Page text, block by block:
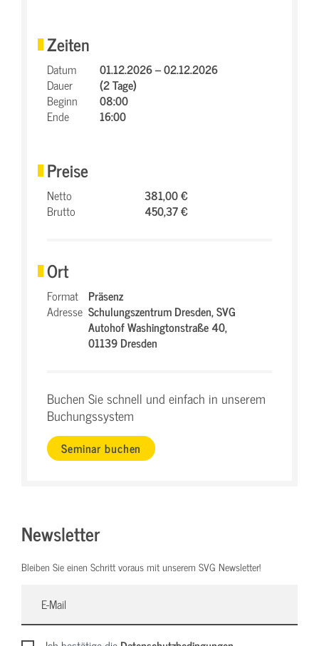
Zeiten
Datum
01.12.2026 – 02.12.2026
Dauer
(2 Tage)
Beginn
08:00
Ende
16:00
Preise
Netto
381,00 €
Brutto
450,37 €
Ort
Format Präsenz
Adresse Schulungszentrum Dresden,SVG
Autohof Washingtonstraße 40,
01139 Dresden
Buchen Sie schnell und einfach in unserem
Buchungssystem
Seminar buchen
Newsletter
Bleiben Sie einen Schritt voraus mit unserem SVG Newsletter!